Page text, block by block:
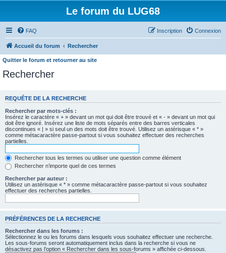
Le forum du LUG68
FAQ Connexion
Inscription
Accueil du forum Rechercher
Quitter le forum et retourner au site
Rechercher
REQUÊTE DE LA RECHERCHE
Rechercher par mots-clés :
Insérez le caractère « + » devant un mot qui doit être trouvé et « - » devant un mot qui
doit être ignoré. Insérez une liste de mots séparés entre des barres verticales
discontinues « | » si seul un des mots doit être trouvé. Utilisez un astérisque « * »
comme métacaractère passe-partout si vous souhaitez effectuer des recherches
partielles.
Rechercher tous les termes ou utiliser une question comme élément
Rechercher n’importe quel de ces termes
Rechercher par auteur :
Utilisez un astérisque « * » comme métacaractère passe-partout si vous souhaitez
effectuer des recherches partielles.
PRÉFÉRENCES DE LA RECHERCHE
Rechercher dans les forums :
Sélectionnez le ou les forums dans lesquels vous souhaitez effectuer une recherche.
Les sous-forums seront automatiquement inclus dans la recherche si vous ne
désactivez pas l’option « Rechercher dans les sous-forums » affichée ci-dessous.